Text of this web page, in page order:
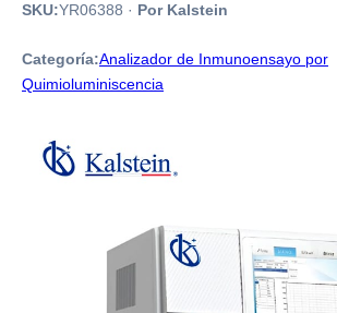
SKU:YR06388 · Por Kalstein
Categoría:Analizador de Inmunoensayo por
Quimioluminiscencia